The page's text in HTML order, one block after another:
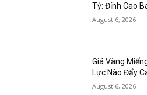
Tỷ: Đỉnh Cao
August 6, 2026
Giá Vàng
Lực Nào Đẩy
August 6, 2026